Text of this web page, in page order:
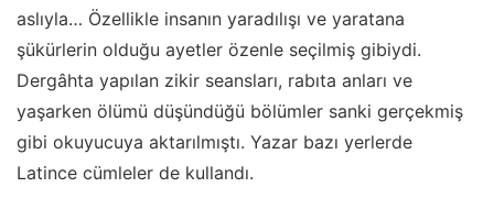
aslıyla… Özellikle insanın yaradılışı ve yaratana
şükürlerin olduğu ayetler özenle seçilmiş gibiydi.
Dergâhta yapılan zikir seansları, rabıta anları ve
yaşarken ölümü düşündüğü bölümler sanki gerçekmiş
gibi okuyucuya aktarılmıştı. Yazar bazı yerlerde
Latince cümleler de kullandı.